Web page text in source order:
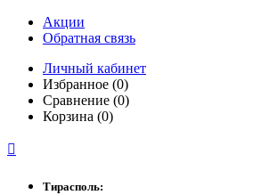
Акции
Обратная связь
Личный кабинет
Избранное (0)
Сравнение (0)
Корзина (0)

Тирасполь: